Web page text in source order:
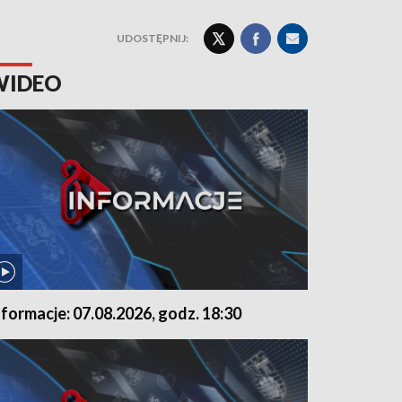
UDOSTĘPNIJ:
07.08.2026, godz. 18:30